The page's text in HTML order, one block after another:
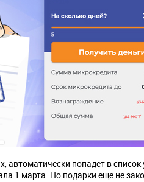
попадет в
1 марта. Но подарки еще не